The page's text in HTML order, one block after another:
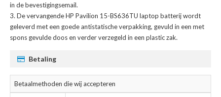
in de bevestigingsemail.
Devervangende HP Pavilion 15-BS636TU laptop batterijwordt
geleverd met een goede antistatische verpakking, gevuld in een met
spons gevulde doos en verder verzegeld in een plastic zak.
Betaling
Betaalmethoden die wij accepteren